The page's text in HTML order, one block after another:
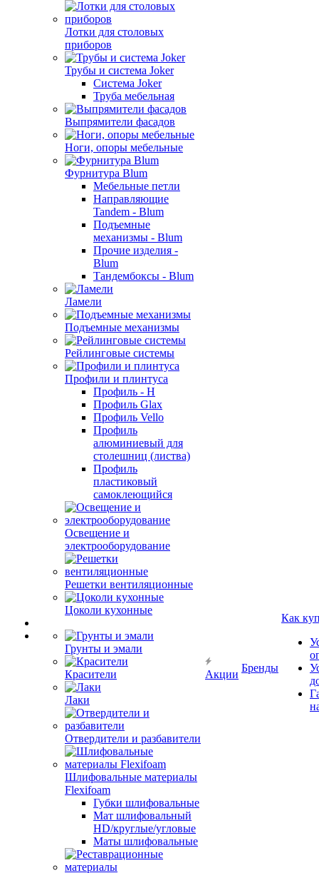
Лотки для столовых
приборов
Трубы и система Joker
Система Joker
Труба мебельная
Выпрямители фасадов
Ноги, опоры мебельные
Фурнитура Blum
Мебельные петли
Направляющие
Tandem - Blum
Подъемные
механизмы - Blum
Прочие изделия -
Blum
Тандембоксы - Blum
Ламели
Подъемные механизмы
Рейлинговые системы
Профили и плинтуса
Профиль - H
Профиль Glax
Профиль Vello
Профиль
алюминиевый для
столешниц (листва)
Профиль
пластиковый
самоклеющийся
Освещение и
электрооборудование
Решетки вентиляционные
Цоколи кухонные
Грунты и эмали
Красители
Лаки
Отвердители и разбавители
Шлифовальные материалы
Flexifoam
Губки шлифовальные
Мат шлифовальный
HD/круглые/угловые
Маты шлифовальные
Акции
Бренды
Как